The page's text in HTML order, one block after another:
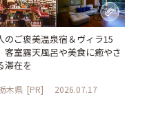
のご褒美温泉宿＆ヴィラ15
客室露天風呂や美食に癒やさ
滞在を
木県 [PR] 2026.07.17